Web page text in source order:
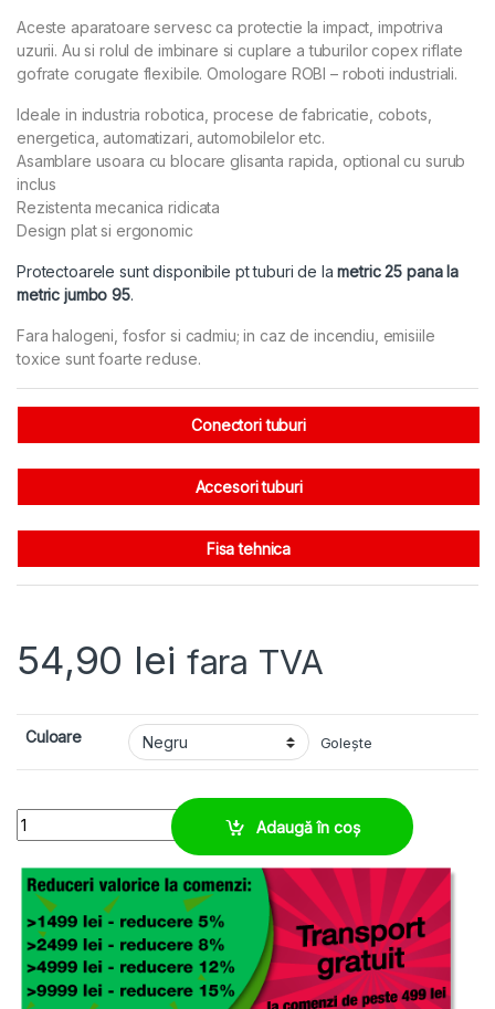
Aceste aparatoare servesc ca protectie la impact, impotriva
uzurii. Au si rolul de imbinare si cuplare a tuburilor copex riflate
gofrate corugate flexibile. Omologare ROBI – roboti industriali.
Ideale in industria robotica, procese de fabricatie, cobots,
energetica, automatizari, automobilelor etc.
Asamblare usoara cu blocare glisanta rapida, optional cu surub
inclus
Rezistenta mecanica ridicata
Design plat si ergonomic
Protectoarele sunt disponibile pt tuburi de lametric 25 pana la
metric jumbo 95.
Fara halogeni, fosfor si cadmiu; in caz de incendiu, emisiile
toxice sunt foarte reduse.
Conectori tuburi
Accesori tuburi
Fisa tehnica
54,90 lei fara TVA
Culoare Golește
Protector tub copex M56 Jumbo - imbinare si protectie quantity
Adaugă în coș